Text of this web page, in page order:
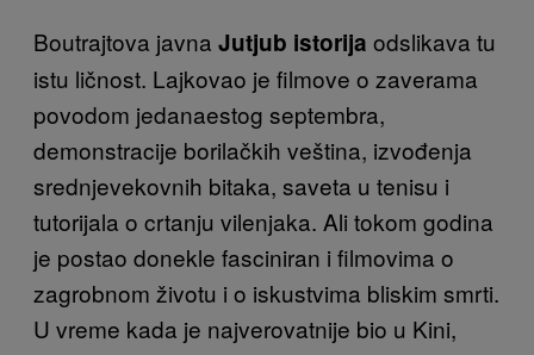
Boutrajtova javna Jutjub istorija odslikava tu
istu ličnost. Lajkovao je filmove o zaverama
povodom jedanaestog septembra,
demonstracije borilačkih veština, izvođenja
srednjevekovnih bitaka, saveta u tenisu i
tutorijala o crtanju vilenjaka. Ali tokom godina
je postao donekle fasciniran i filmovima o
zagrobnom životu i o iskustvima bliskim smrti.
U vreme kada je najverovatnije bio u Kini,